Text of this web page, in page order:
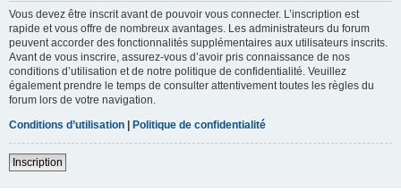
Vous devez être inscrit avant de pouvoir vous connecter. L’inscription est
rapide et vous offre de nombreux avantages. Les administrateurs du forum
peuvent accorder des fonctionnalités supplémentaires aux utilisateurs inscrits.
Avant de vous inscrire, assurez-vous d’avoir pris connaissance de nos
conditions d’utilisation et de notre politique de confidentialité. Veuillez
également prendre le temps de consulter attentivement toutes les règles du
forum lors de votre navigation.
Conditions d’utilisation | Politique de confidentialité
Inscription